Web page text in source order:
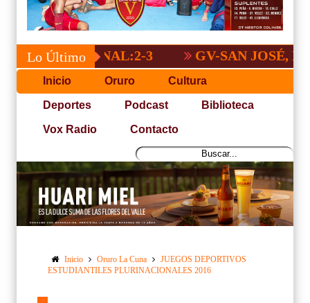
Lo Último
NACIONAL:2-3 GV-SAN JOSÉ, NO
Inicio Oruro Cultura
Deportes Podcast Biblioteca
Vox Radio Contacto
Inicio Oruro La Cuna
JUEGOS DEPORTIVOS
ESTUDIANTILES PLURINACIONALES 2016